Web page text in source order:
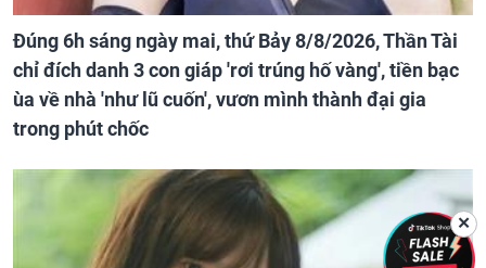
Đúng 6h sáng ngày mai, thứ Bảy 8/8/2026, Thần Tài
chỉ đích danh 3 con giáp 'rơi trúng hố vàng', tiền bạc
ùa về nhà 'như lũ cuốn', vươn mình thành đại gia
trong phút chốc
✕